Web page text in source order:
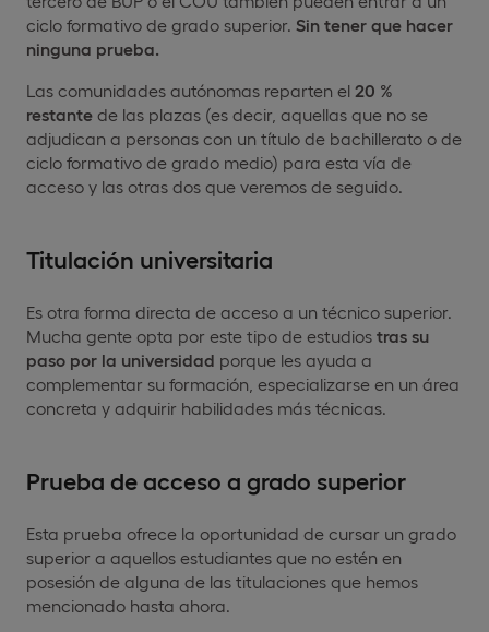
ciclo formativo de grado superior. Sin tener que hacer
ninguna prueba.
Las comunidades autónomas reparten el 20 %
restante de las plazas (es decir, aquellas que no se
adjudican a personas con un título de bachillerato o de
ciclo formativo de grado medio) para esta vía de
acceso y las otras dos que veremos de seguido.
Titulación universitaria
Es otra forma directa de acceso a un técnico superior.
Mucha gente opta por este tipo de estudios tras su
paso por la universidad porque les ayuda a
complementar su formación, especializarse en un área
concreta y adquirir habilidades más técnicas.
Prueba de acceso a grado superior
Esta prueba ofrece la oportunidad de cursar un grado
superior a aquellos estudiantes que no estén en
posesión de alguna de las titulaciones que hemos
mencionado hasta ahora.